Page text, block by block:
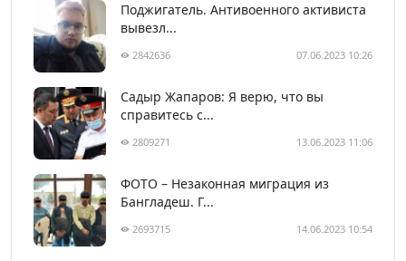
Поджигатель. Антивоенного активиста
вывезл...
2842636 07.06.2023 10:26
Садыр Жапаров: Я верю, что вы
справитесь с...
2809271 13.06.2023 11:06
ФОТО – Незаконная миграция из
Бангладеш. Г...
2693715 14.06.2023 10:54